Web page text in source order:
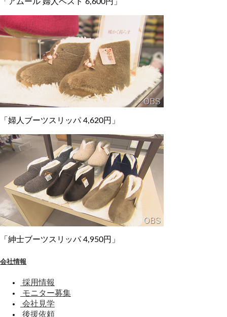
「婦人ブーツスリッパ 4,620円」
「紳士ブーツスリッパ 4,950円」
会社情報
採用情報
モニター募集
会社見学
後援依頼